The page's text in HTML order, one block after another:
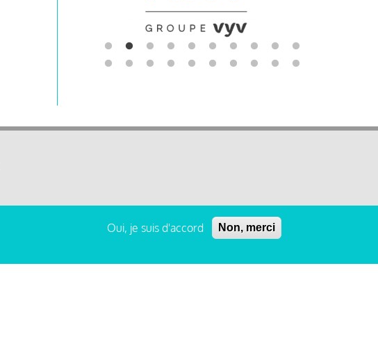
Oui, je suis d'accord Non, merci